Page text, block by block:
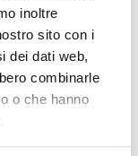
inoltre
sito con i
dei dati web,
combinarle
o che hanno
in generale i
imprese
negli ultimi due
inverte la
recepimento